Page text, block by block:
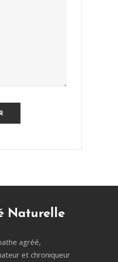
Naturelle
agréé,
et chroniqueur